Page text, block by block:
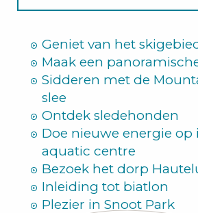
Geniet van het
Maak een
Sidderen met de
slee
Ontdek sledehonden
Doe nieuwe energie op
aquatic centre
Bezoek het dorp
Inleiding tot biatlon
Plezier in Snoot Park